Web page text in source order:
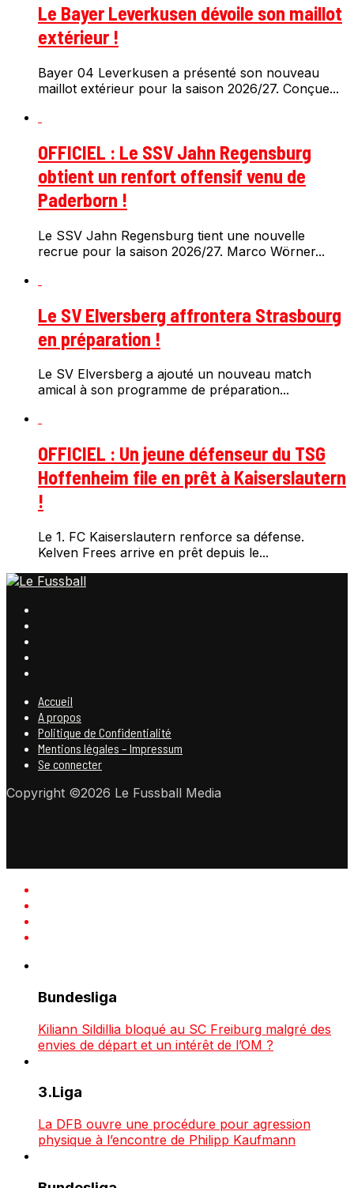
Le Bayer Leverkusen dévoile son maillot
extérieur !
Bayer 04 Leverkusen a présenté son nouveau
maillot extérieur pour la saison 2026/27. Conçue...
OFFICIEL : Le SSV Jahn Regensburg
obtient un renfort offensif venu de
Paderborn !
Le SSV Jahn Regensburg tient une nouvelle
recrue pour la saison 2026/27. Marco Wörner...
Le SV Elversberg affrontera Strasbourg
en préparation !
Le SV Elversberg a ajouté un nouveau match
amical à son programme de préparation...
OFFICIEL : Un jeune défenseur du TSG
Hoffenheim file en prêt à Kaiserslautern
!
Le 1. FC Kaiserslautern renforce sa défense.
Kelven Frees arrive en prêt depuis le...
Accueil
A propos
Politique de Confidentialité
Mentions légales – Impressum
Se connecter
Copyright ©2026 Le Fussball Media
Bundesliga
Kiliann Sildillia bloqué au SC Freiburg malgré des
envies de départ et un intérêt de l’OM ?
3.Liga
La DFB ouvre une procédure pour agression
physique à l’encontre de Philipp Kaufmann